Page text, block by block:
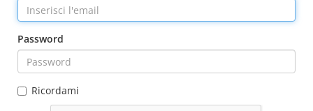
Password
Ricordami